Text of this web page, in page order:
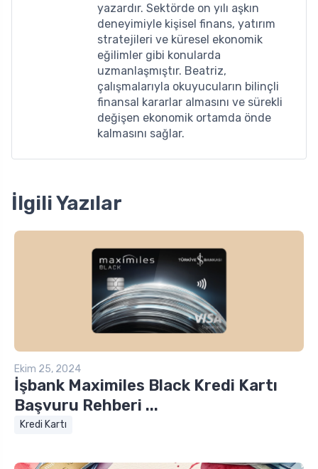
yazardır. Sektörde on yılı aşkın
deneyimiyle kişisel finans, yatırım
stratejileri ve küresel ekonomik
eğilimler gibi konularda
uzmanlaşmıştır. Beatriz,
çalışmalarıyla okuyucuların bilinçli
finansal kararlar almasını ve sürekli
değişen ekonomik ortamda önde
kalmasını sağlar.
İlgili Yazılar
Ekim 25, 2024
İşbank Maximiles Black Kredi Kartı
Başvuru Rehberi ...
Kredi Kartı